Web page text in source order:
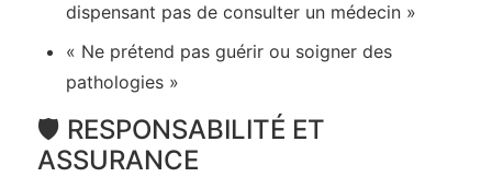
dispensant pas de consulter un médecin »
« Ne prétend pas guérir ou soigner des
pathologies »
🛡️️ RESPONSABILITÉ ET
ASSURANCE